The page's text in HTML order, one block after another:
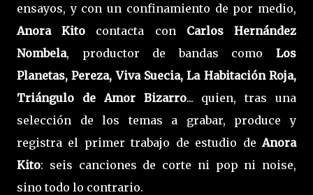
ensayos, y con un confinamiento de por medio,
Anora Kito contacta con Carlos Hernández
Nombela, productor de bandas como Los
Planetas, Pereza, Viva Suecia, La Habitación Roja,
Triángulo de Amor Bizarro... quien, tras una
selección de los temas a grabar, produce y
registra el primer trabajo de estudio de Anora
Kito: seis canciones de corte ni pop ni noise,
sino todo lo contrario.